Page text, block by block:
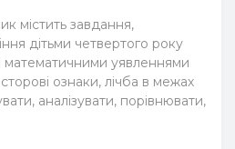
містить завдання,
дітьми четвертого року
уявленнями
ознаки, лічба в межах
аналізувати, порівнювати,